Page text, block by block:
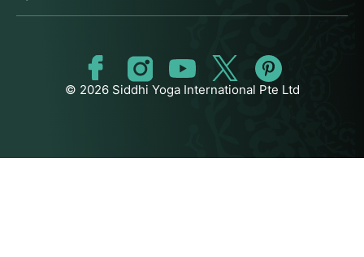
© 2026 Siddhi Yoga International Pte Ltd